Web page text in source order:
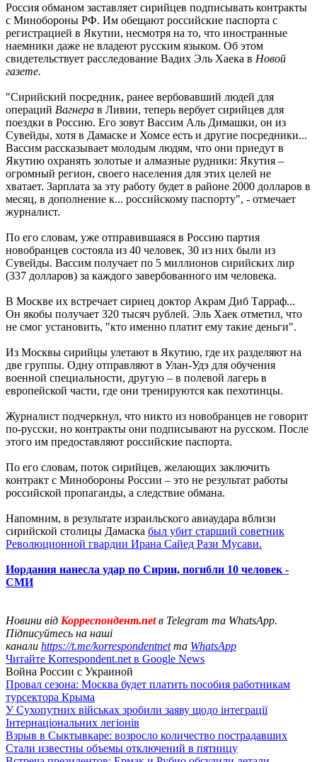
Россия обманом заставляет сирийцев подписывать контракты
с Минобороны РФ. Им обещают российские паспорта с
регистрацией в Якутии, несмотря на то, что иностранные
наемники даже не владеют русским языком. Об этом
свидетельствует расследование Вадих Эль Хаека в Новой
газете.
"Сирийский посредник, ранее вербовавший людей для
операций Вагнера в Ливии, теперь вербует сирийцев для
поездки в Россию. Его зовут Вассим Аль Димашки, он из
Сувейды, хотя в Дамаске и Хомсе есть и другие посредники...
Вассим рассказывает молодым людям, что они приедут в
Якутию охранять золотые и алмазные рудники: Якутия –
огромный регион, своего населения для этих целей не
хватает. Зарплата за эту работу будет в районе 2000 долларов в
месяц, в дополнение к... российскому паспорту", - отмечает
журналист.
По его словам, уже отправившаяся в Россию партия
новобранцев состояла из 40 человек, 30 из них были из
Сувейды. Вассим получает по 5 миллионов сирийских лир
(337 долларов) за каждого завербованного им человека.
В Москве их встречает сириец доктор Акрам Диб Тарраф...
Он якобы получает 320 тысяч рублей. Эль Хаек отметил, что
не смог установить, "кто именно платит ему такие деньги".
Из Москвы сирийцы улетают в Якутию, где их разделяют на
две группы. Одну отправляют в Улан-Удэ для обучения
военной специальности, другую – в полевой лагерь в
европейской части, где они тренируются как пехотинцы.
Журналист подчеркнул, что никто из новобранцев не говорит
по-русски, но контракты они подписывают на русском. После
этого им предоставляют российские паспорта.
По его словам, поток сирийцев, желающих заключить
контракт с Минобороны России – это не результат работы
российской пропаганды, а следствие обмана.
Напомним, в результате израильского авиаудара вблизи
сирийской столицы Дамаска был убит старший советник
Революционной гвардии Ирана Сайед Рази Мусави.
Иордания нанесла удар по Сирии, погибли 10 человек -
СМИ
Новини від Корреспондент.netв Telegram та WhatsApp.
Підписуйтесь на наші
канали https://t.me/korrespondentnetта WhatsApp
Читайте Korrespondent.net в Google News
Война России с Украиной
Провал сезона: Москва будет платить пособия работникам
турсектора Крыма
У Сухопутних військах зробили заяву щодо інтеграції
Інтернаціональних легіонів
Взрыв в Сыктывкаре: возросло количество пострадавших
Стали известны объемы отключений в пятницу